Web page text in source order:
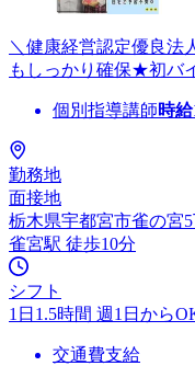
＼健康経営認定優良法
もしっかり確保★初バ
個別指導講師時給
勤務地
面接地
栃木県宇都宮市雀の宮
雀宮駅 徒歩10分
シフト
1日1.5時間 週1日から
交通費支給